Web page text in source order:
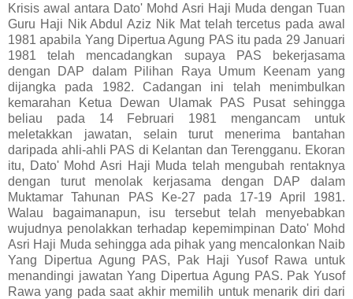
Krisis awal antara Dato' Mohd Asri Haji Muda dengan Tuan
Guru Haji Nik Abdul Aziz Nik Mat telah tercetus pada awal
1981 apabila Yang Dipertua Agung PAS itu pada 29 Januari
1981 telah mencadangkan supaya PAS bekerjasama
dengan DAP dalam Pilihan Raya Umum Keenam yang
dijangka pada 1982. Cadangan ini telah menimbulkan
kemarahan Ketua Dewan Ulamak PAS Pusat sehingga
beliau pada 14 Februari 1981 mengancam untuk
meletakkan jawatan, selain turut menerima bantahan
daripada ahli-ahli PAS di Kelantan dan Terengganu. Ekoran
itu, Dato' Mohd Asri Haji Muda telah mengubah rentaknya
dengan turut menolak kerjasama dengan DAP dalam
Muktamar Tahunan PAS Ke-27 pada 17-19 April 1981.
Walau bagaimanapun, isu tersebut telah menyebabkan
wujudnya penolakkan terhadap kepemimpinan Dato' Mohd
Asri Haji Muda sehingga ada pihak yang mencalonkan Naib
Yang Dipertua Agung PAS, Pak Haji Yusof Rawa untuk
menandingi jawatan Yang Dipertua Agung PAS. Pak Yusof
Rawa yang pada saat akhir memilih untuk menarik diri dari